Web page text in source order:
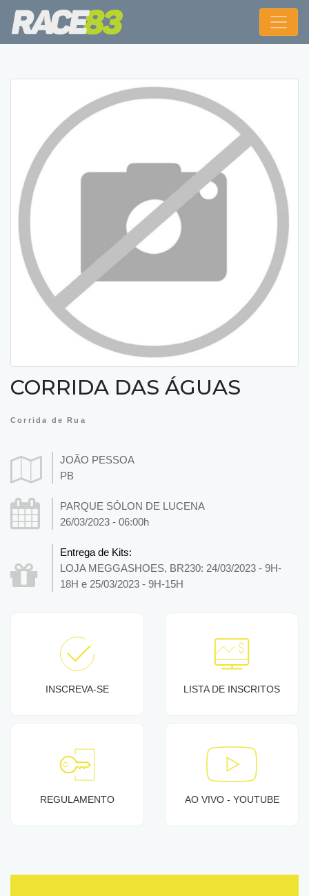
CORRIDA DAS ÁGUAS
Corrida de Rua
JOÃO PESSOA
PB
PARQUE SÓLON DE LUCENA
26/03/2023 - 06:00h
Entrega de Kits:
LOJA MEGGASHOES, BR230: 24/03/2023 - 9H-
18H e 25/03/2023 - 9H-15H
INSCREVA-SE LISTA DE INSCRITOS
REGULAMENTO AO VIVO - YOUTUBE